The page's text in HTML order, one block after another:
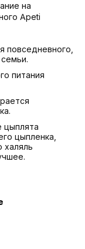
на
Apeti
повседневного,
питания
цыплята
цыпленка,
халяль